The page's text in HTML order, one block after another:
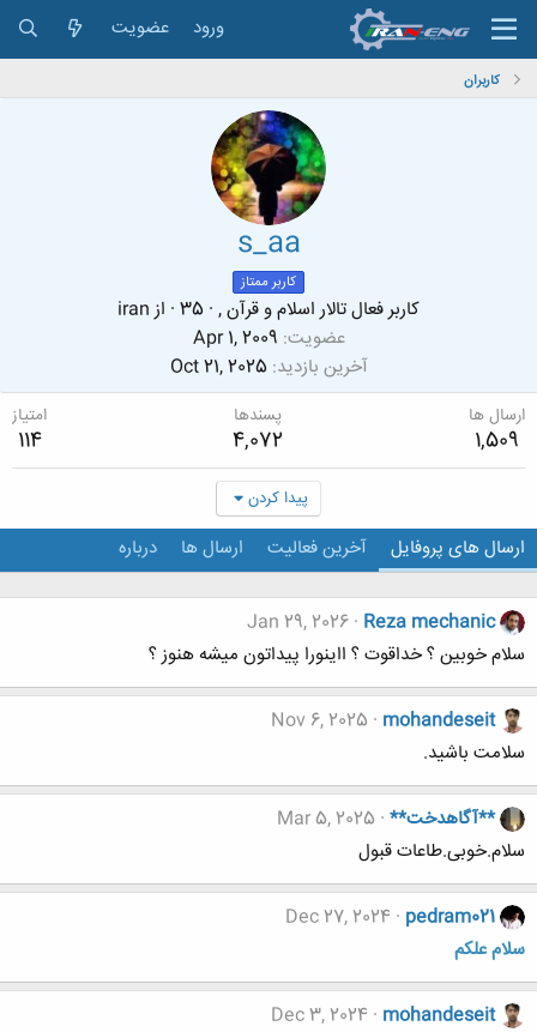
ورود عضویت
کاربران
s_aa
کاربر ممتاز
کاربر فعال تالار اسلام و قرآن , ·
· از iran
عضویت Apr 1, 2009
آخرین بازدید Oct 21, 2025
ارسال ها
1,509
پسندها
4,072
امتیاز
114
پیدا کردن
ارسال های پروفایل آخرین فعالیت ارسال ها درباره
Reza mechanic
Jan 29, 2026
سلام خوبین ؟ خداقوت ؟ ااینورا پیداتون میشه هنوز ؟
mohandeseit
Nov 6, 2025
سلامت باشید.
**آگاهدخت** Mar 5, 2025
سلام.خوبی.طاعات قبول
pedram021
Dec 27, 2024
سلام علکم
mohandeseit
Dec 3, 2024